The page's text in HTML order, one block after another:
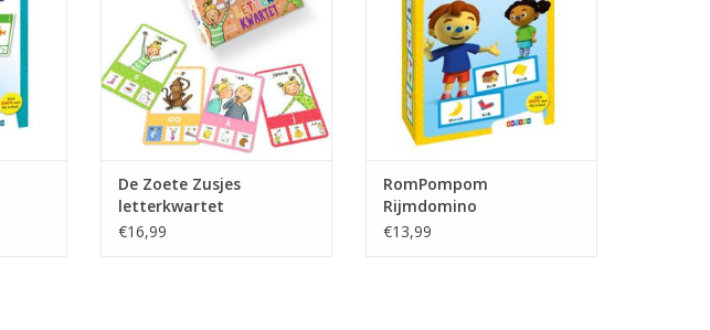
De Zoete Zusjes
letterkwartet
€16,99
RomPompom
Rijmdomino
€13,99